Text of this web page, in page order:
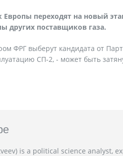
переходят на новый
других поставщиков газа.
ФРГ выберут кандидата от
СП-2, - может быть
is a political science analyst,